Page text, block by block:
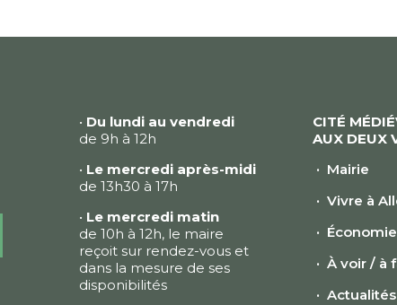
• Du lundi au vendredi
de 9h à 12h
• Le mercredi après-midi
de 13h30 à 17h
• Le mercredi matin
de 10h à 12h, le maire
reçoit sur rendez-vous et
dans la mesure de ses
disponibilités
CITÉ
AUX DEUX
Mairie
Vivre à
Économie
À voir / à
Actualités